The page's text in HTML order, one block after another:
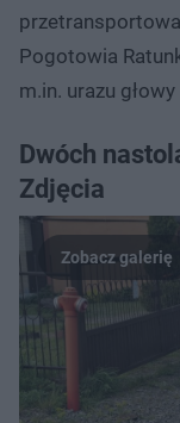
Pogotowia
m.in. urazu głowy
Dwóch
Zdjęcia